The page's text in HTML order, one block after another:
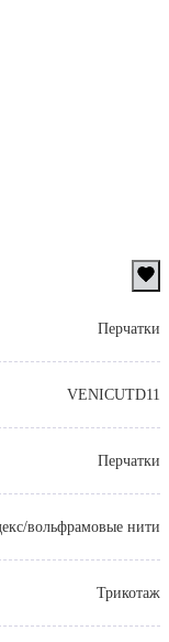
Перчатки
VENICUTD11
Перчатки
вольфрамовые нити
Трикотаж